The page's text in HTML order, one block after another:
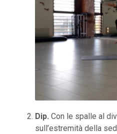
Dip. Con le spalle al
sull’estremità della